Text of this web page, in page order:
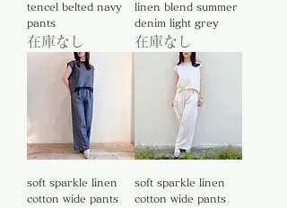
tencel belted navy
pants
在庫なし
linen blend summer
denim light grey
在庫なし
soft sparkle linen
cotton wide pants
soft sparkle linen
cotton wide pants